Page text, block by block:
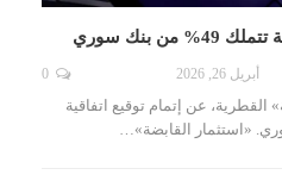
بنك سوري
أبريل 26, 2026 0
عن إتمام توقيع اتفاقية
«استثمار القابضة»…